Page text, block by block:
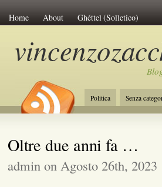
Home About Ghéttel (Solletico)
Politica Senza
La Costituzione
Oltre due anni fa …
admin on Agosto 26th, 2023